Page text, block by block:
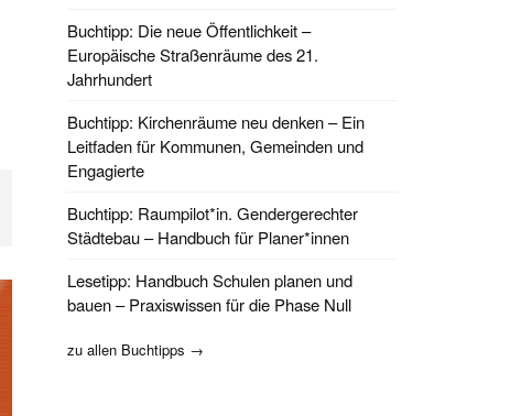
Buchtipp: Die neue Öffentlichkeit –
Europäische Straßenräume des 21.
Jahrhundert
Buchtipp: Kirchenräume neu denken – Ein
Leitfaden für Kommunen, Gemeinden und
Engagierte
Buchtipp: Raumpilot*in. Gendergerechter
Städtebau – Handbuch für Planer*innen
Lesetipp: Handbuch Schulen planen und
bauen – Praxiswissen für die Phase Null
zu allen Buchtipps →